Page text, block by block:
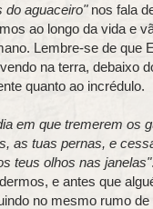
do aguaceiro"nos fala
ao longo da vida e
Lembre-se de que
na terra, debaixo
quanto ao incrédulo.
em que tremerem os
as tuas pernas, e
teus olhos nas janelas"
e antes que
no mesmo rumo